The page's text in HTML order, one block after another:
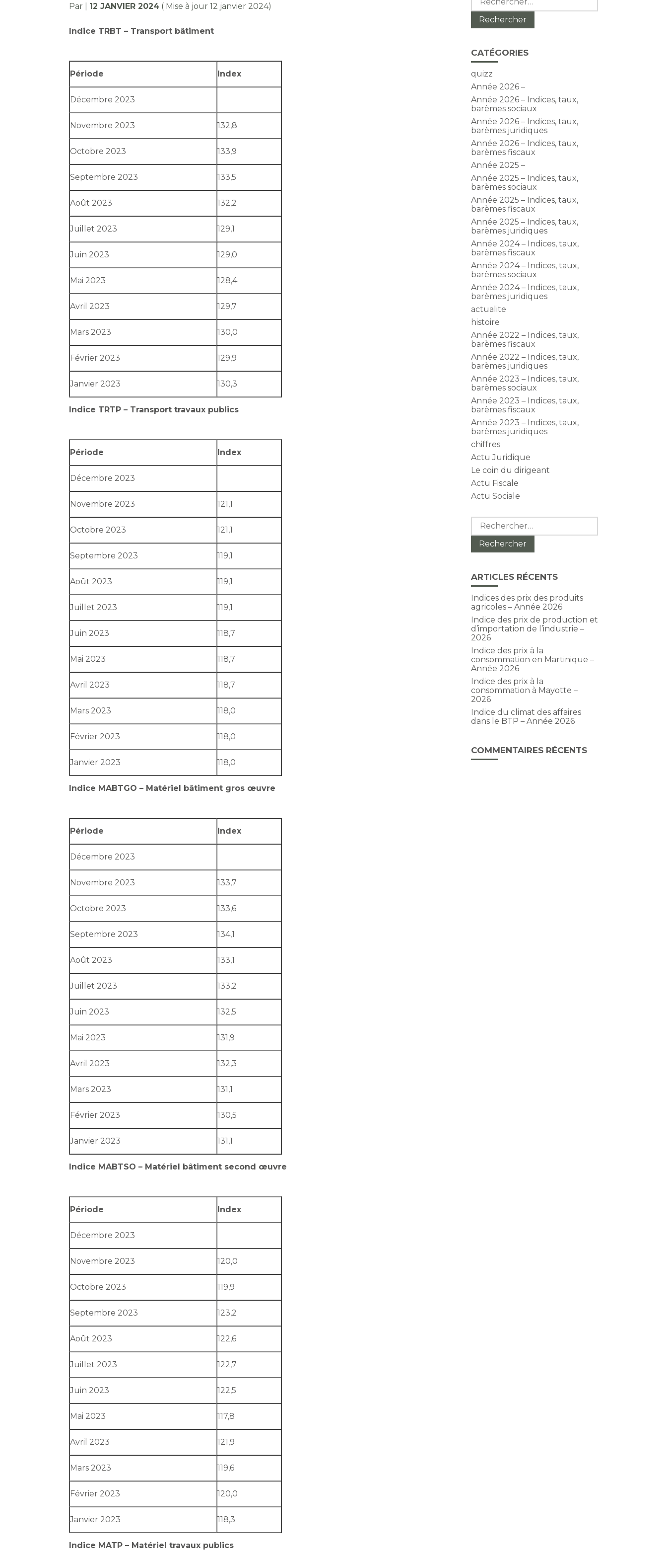
Par 12 JANVIER 2024 ( Mise à jour 12 janvier 2024)
Indice TRBT – Transport bâtiment
Période Index
Décembre 2023
Novembre 2023 132,8
Octobre 2023 133,9
Septembre 2023 133,5
Août 2023 132,2
Juillet 2023 129,1
Juin 2023 129,0
Mai 2023 128,4
Avril 2023 129,7
Mars 2023 130,0
Février 2023 129,9
Janvier 2023 130,3
Indice TRTP – Transport travaux publics
Période Index
Décembre 2023
Novembre 2023 121,1
Octobre 2023 121,1
Septembre 2023 119,1
Août 2023 119,1
Juillet 2023 119,1
Juin 2023 118,7
Mai 2023 118,7
Avril 2023 118,7
Mars 2023 118,0
Février 2023 118,0
Janvier 2023 118,0
Indice MABTGO – Matériel bâtiment gros œuvre
Période Index
Décembre 2023
Novembre 2023 133,7
Octobre 2023 133,6
Septembre 2023 134,1
Août 2023 133,1
Juillet 2023 133,2
Juin 2023 132,5
Mai 2023 131,9
Avril 2023 132,3
Mars 2023 131,1
Février 2023 130,5
Janvier 2023 131,1
Indice MABTSO – Matériel bâtiment second œuvre
Période Index
Décembre 2023
Novembre 2023 120,0
Octobre 2023 119,9
Septembre 2023 123,2
Août 2023 122,6
Juillet 2023 122,7
Juin 2023 122,5
Mai 2023 117,8
Avril 2023 121,9
Mars 2023 119,6
Février 2023 120,0
Janvier 2023 118,3
Indice MATP – Matériel travaux publics
CATÉGORIES
quizz
Année 2026 –
Année 2026 – Indices, taux,
barèmes sociaux
Année 2026 – Indices, taux,
barèmes juridiques
Année 2026 – Indices, taux,
barèmes fiscaux
Année 2025 –
Année 2025 – Indices, taux,
barèmes sociaux
Année 2025 – Indices, taux,
barèmes fiscaux
Année 2025 – Indices, taux,
barèmes juridiques
Année 2024 – Indices, taux,
barèmes fiscaux
Année 2024 – Indices, taux,
barèmes sociaux
Année 2024 – Indices, taux,
barèmes juridiques
actualite
histoire
Année 2022 – Indices, taux,
barèmes fiscaux
Année 2022 – Indices, taux,
barèmes juridiques
Année 2023 – Indices, taux,
barèmes sociaux
Année 2023 – Indices, taux,
barèmes fiscaux
Année 2023 – Indices, taux,
barèmes juridiques
chiffres
Actu Juridique
Le coin du dirigeant
Actu Fiscale
Actu Sociale
Rechercher :
ARTICLES RÉCENTS
Indices des prix des produits
agricoles – Année 2026
Indice des prix de production et
d’importation de l’industrie –
2026
Indice des prix à la
consommation en Martinique –
Année 2026
Indice des prix à la
consommation à Mayotte –
2026
Indice du climat des affaires
dans le BTP – Année 2026
COMMENTAIRES RÉCENTS